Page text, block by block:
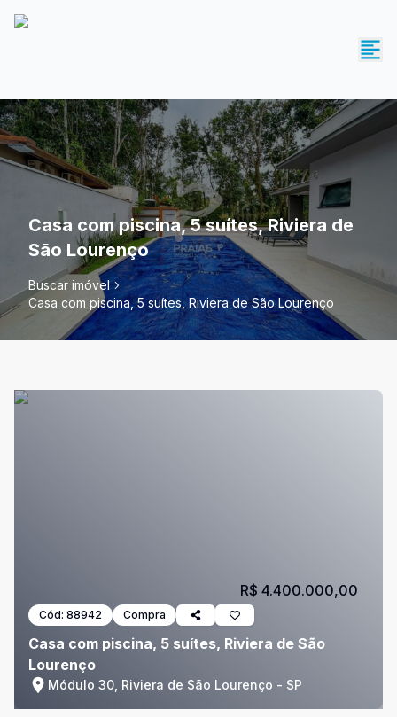
Casa com piscina, 5 suítes, Riviera de
São Lourenço
Buscar imóvel
Casa com piscina, 5 suítes, Riviera de São Lourenço
Cód: 88942 Compra
Casa com piscina, 5 suítes, Riviera de São
Lourenço
Módulo 30, Riviera de São Lourenço - SP
R$ 4.400.000,00